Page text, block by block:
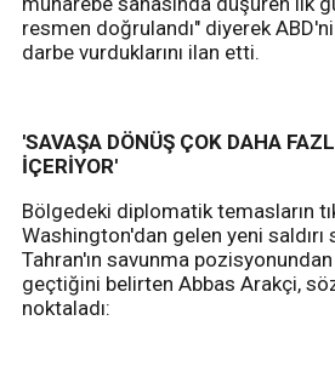
resmen doğrulandı" diyerek
darbe vurduklarını ilan etti.
'SAVAŞA DÖNÜŞ ÇOK DAHA
İÇERİYOR'
Bölgedeki diplomatik temasların
Washington'dan gelen yeni saldırı
Tahran'ın savunma pozisyonundan
geçtiğini belirten Abbas Arakçi,
noktaladı: